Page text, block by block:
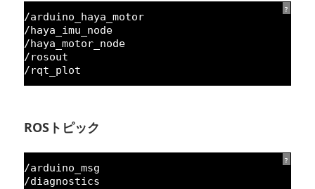
?
/arduino_haya_motor
/haya_imu_node
/haya_motor_node
/rosout
/rqt_plot
ROSトピック
?
/arduino_msg
/diagnostics